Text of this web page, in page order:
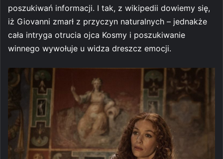
poszukiwań informacji. I tak, z wikipedii dowiemy się,
iż Giovanni zmarł z przyczyn naturalnych – jednakże
cała intryga otrucia ojca Kosmy i poszukiwanie
winnego wywołuje u widza dreszcz emocji.